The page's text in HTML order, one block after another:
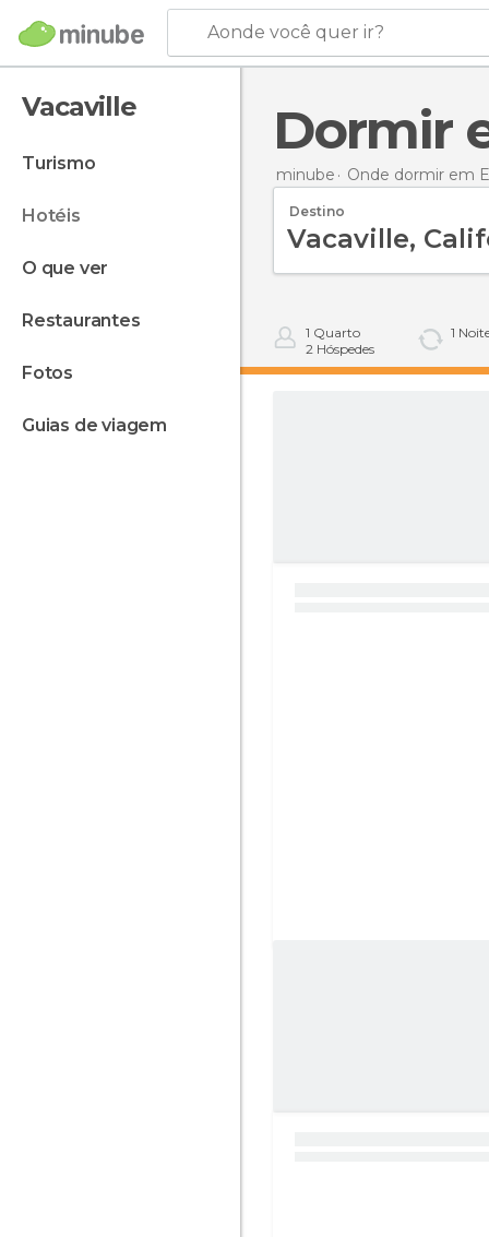
Aonde você quer ir?
Vacaville
turismo
hotéis
o que ver
restaurantes
fotos
guias de viagem
Dormir
minube Onde dormir em
Destino
1 Quarto
2 Hóspedes
1